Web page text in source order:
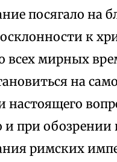
посягало на
к
всех мирных
на
настоящего
и при
римских